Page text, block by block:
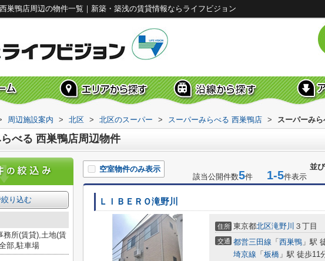
巣鴨店周辺の物件一覧｜新築・築浅の賃貸情報ならライフビジョン
周辺施設案内 > 北区 > 北区のスーパー > スーパーみらべる 西巣鴨店 > スーパーみ
べる 西巣鴨店周辺物件
並
空室物件のみ表示
該当公開件数5件 1-5件表示
ＬＩＢＥＲＯ滝野川
住所 東京都北区滝野川 ３丁目
交通 都営三田線 「 西巣鴨 」駅
埼京線 「 板橋 」駅 徒歩11
り込む
務所(賃貸),土地(賃
部,駐車場